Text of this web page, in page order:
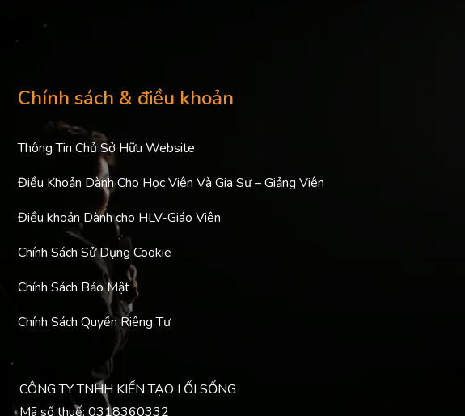
Chính sách & điều khoản
Thông Tin Chủ Sở Hữu Website
Điều Khoản Dành Cho Học Viên Và Gia Sư – Giảng Viên
Điều khoản Dành cho HLV-Giáo Viên
Chính Sách Sử Dụng Cookie
Chính Sách Bảo Mật
Chính Sách Quyền Riêng Tư
CÔNG TY TNHH KIẾN TẠO LỐI SỐNG
Mã số thuế: 0318360332